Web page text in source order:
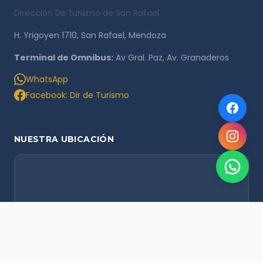
Dirección De turismo de San Rafael
H. Yrigoyen 1710, San Rafael, Mendoza
Terminal de Omnibus: Av Gral. Paz, Av. Granaderos
WhatsApp
Facebook: Dir de Turismo
NUESTRA UBICACIÓN